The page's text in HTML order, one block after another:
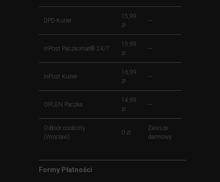
DPD Kurier
15,99
zł
—
InPost Paczkomat® 24/7
15,99
zł
—
InPost Kurier
16,99
zł
—
ORLEN Paczka
14,99
zł
—
Odbiór osobisty
(Wrocław)
0 zł
Zawsze
darmowy
Formy Płatności